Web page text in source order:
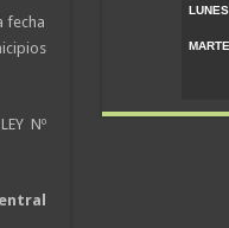
fecha
Nº